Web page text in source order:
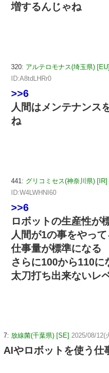
増するんじゃね
320: アルテロモナス(埼玉県) [EU]
ID:A8tdLHRr0
>>6
人間はメンテナンス
ね
441: グリコミセス(神奈川県) [IR]
ID:W4LWHNI60
>>6
ロボットの生産性が
人間が1の事をやっ
仕事量が標準になる
さらに100から110
太刀打ち出来ないレ
7: 放線菌(千葉県) [SE] 2025/08/12(
AIやロボットを使う仕